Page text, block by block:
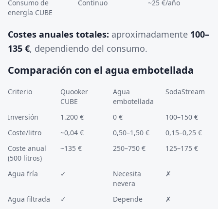
Consumo de
energía CUBE
Continuo ~25 €/año
Costes anuales totales: aproximadamente 100–
135 €, dependiendo del consumo.
Comparación con el agua embotellada
Criterio
Quooker
CUBE
Agua
embotellada
SodaStream
Inversión 1.200 € 0 €
100–150 €
Coste/litro
~0,04 € 0,50–1,50 €
0,15–0,25 €
Coste anual
(500 litros)
~135 € 250–750 € 125–175 €
Agua fría ✓
Necesita
nevera
✗
Agua filtrada ✓ Depende
✗